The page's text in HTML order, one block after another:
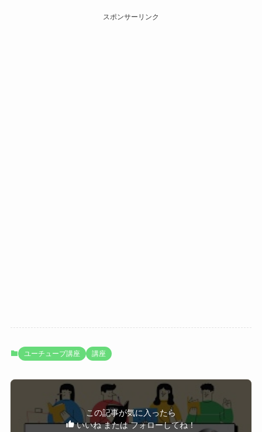
スポンサーリンク
ユーチューブ講座 講座
この記事が気に入ったら
いいね または フォローしてね！